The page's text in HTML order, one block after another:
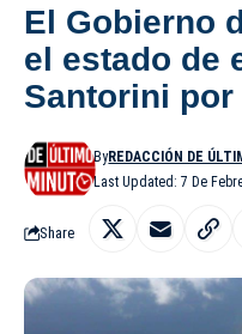
El Gobierno
el estado de
Santorini
Last Updated: 7 De
ByREDACCIÓN DE
Share